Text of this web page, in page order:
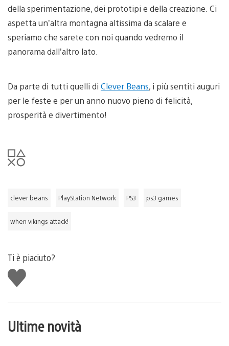
della sperimentazione, dei prototipi e della creazione. Ci
aspetta un’altra montagna altissima da scalare e
speriamo che sarete con noi quando vedremo il
panorama dall’altro lato.
Da parte di tutti quelli di Clever Beans, i più sentiti auguri
per le feste e per un anno nuovo pieno di felicità,
prosperità e divertimento!
clever beans PlayStation Network PS3 ps3 games
when vikings attack!
Ti è piaciuto?
Mi
piace
Ultime novità